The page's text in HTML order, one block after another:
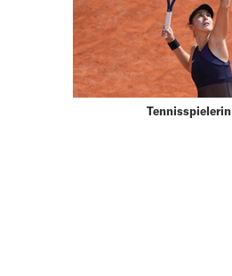
Tennisspielerin